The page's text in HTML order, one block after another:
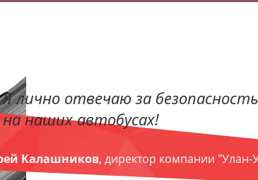
Я лично отвечаю за
на наших автобусах!
Калашников, директор компании "Улан-